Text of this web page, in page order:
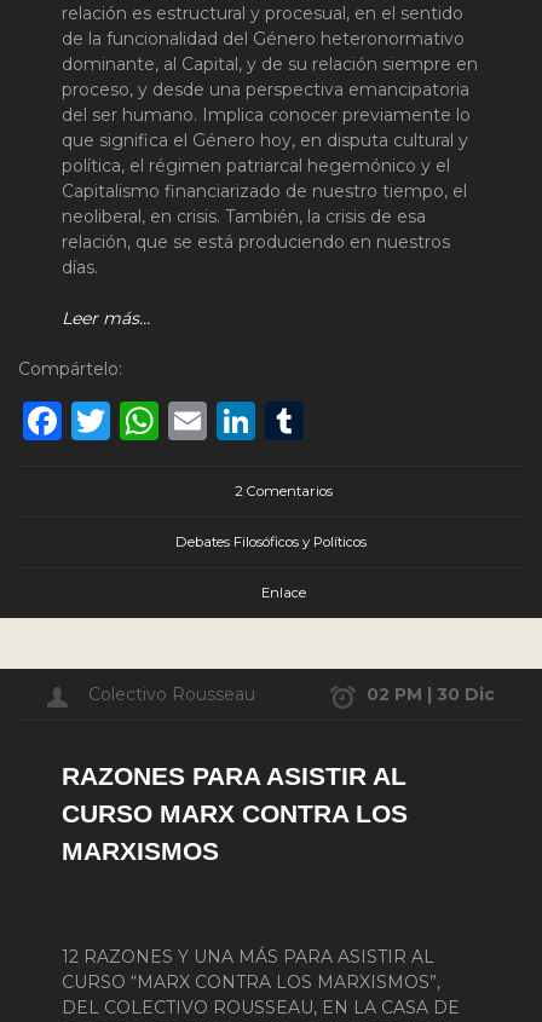
relación es estructural y procesual, en el sentido
de la funcionalidad del Género heteronormativo
dominante, al Capital, y de su relación siempre en
proceso, y desde una perspectiva emancipatoria
del ser humano. Implica conocer previamente lo
que significa el Género hoy, en disputa cultural y
política, el régimen patriarcal hegemónico y el
Capitalismo financiarizado de nuestro tiempo, el
neoliberal, en crisis. También, la crisis de esa
relación, que se está produciendo en nuestros
días.
Leer más…
Compártelo:
Facebook
Twitter
WhatsApp
EmailLinkedIn
2 Comentarios
Debates Filosóficos y Políticos
Enlace
Colectivo Rousseau 02 PM | 30 Dic
RAZONES PARA ASISTIR AL
CURSO MARX CONTRA LOS
MARXISMOS
12 RAZONES Y UNA MÁS PARA ASISTIR AL
CURSO “MARX CONTRA LOS MARXISMOS”,
DEL COLECTIVO ROUSSEAU, EN LA CASA DE